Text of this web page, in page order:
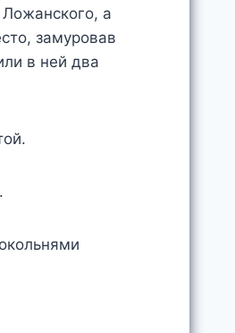
а
замуровав
в ней два